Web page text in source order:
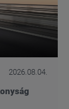
2026.08.04.